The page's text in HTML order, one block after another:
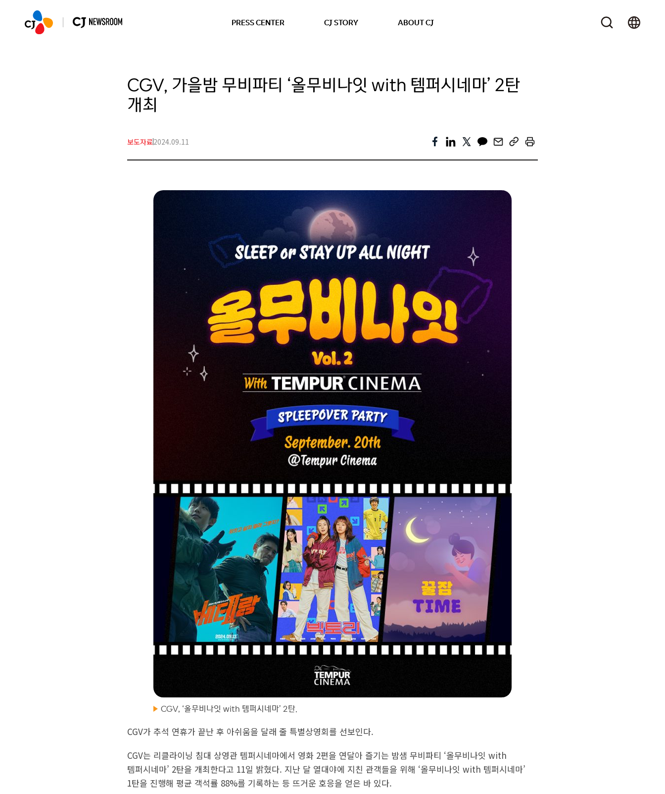
PRESS CENTER CJ STORY ABOUT CJ
CGV, 가을밤 무비파티 ‘올무비나잇 with 템퍼시네마’ 2탄
개최
보도자료2024.09.11
CGV, ‘올무비나잇 with 템퍼시네마’ 2탄.
CGV가 추석 연휴가 끝난 후 아쉬움을 달래 줄 특별상영회를 선보인다.
CGV는 리클라이닝 침대 상영관 템퍼시네마에서 영화 2편을 연달아 즐기는 밤샘 무비파티 ‘올무비나잇 with
템퍼시네마’ 2탄을 개최한다고 11일 밝혔다. 지난 달 열대야에 지친 관객들을 위해 ‘올무비나잇 with 템퍼시네마’
1탄을 진행해 평균 객석률 88%를 기록하는 등 뜨거운 호응을 얻은 바 있다.